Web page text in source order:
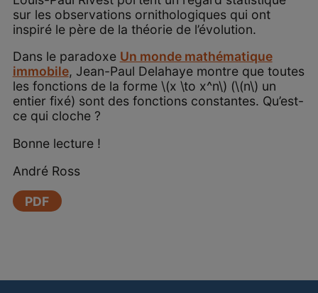
sur les observations ornithologiques qui ont
inspiré le père de la théorie de l’évolution.
Dans le paradoxe Un monde mathématique
immobile, Jean-Paul Delahaye montre que toutes
les fonctions de la forme \(x \to x^n\) (\(n\) un
entier fixé) sont des fonctions constantes. Qu’est-
ce qui cloche ?
Bonne lecture !
André Ross
PDF